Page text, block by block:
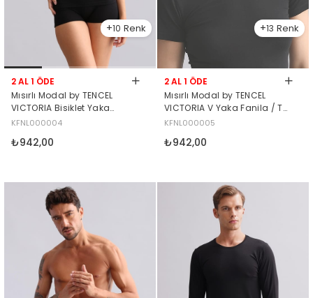
10
2 AL 1 ÖDE
Mısırlı Modal by TENCEL
VICTORIA Bisiklet Yaka
Fanila / T-Shirt Siyah
KFNL000004
₺942,00
13
2 AL 1 ÖDE
Mısırlı Modal by TENCEL
VICTORIA V Yaka Fanila / T-
Shirt Siyah
KFNL000005
₺942,00